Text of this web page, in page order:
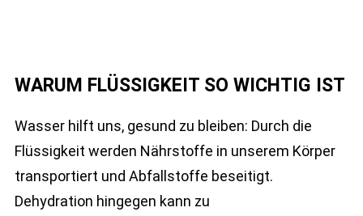
WARUM FLÜSSIGKEIT SO WICHTIG IST
Wasser hilft uns, gesund zu bleiben: Durch die
Flüssigkeit werden Nährstoffe in unserem Körper
transportiert und Abfallstoffe beseitigt.
Dehydration hingegen kann zu